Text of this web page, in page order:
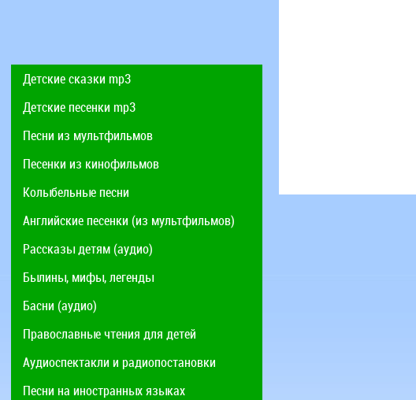
Детские сказки mp3
Детские песенки mp3
Песни из мультфильмов
Песенки из кинофильмов
Колыбельные песни
Английские песенки (из мультфильмов)
Рассказы детям (аудио)
Былины, мифы, легенды
Басни (аудио)
Православные чтения для детей
Аудиоспектакли и радиопостановки
Песни на иностранных языках